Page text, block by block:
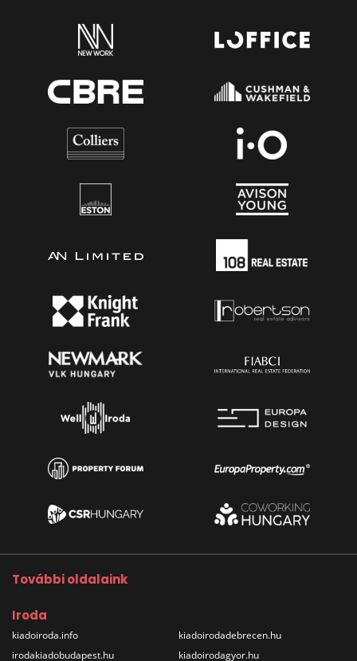
További oldalaink
Iroda
kiadoiroda.info
irodakiadobudapest.hu
kiadoirodadebrecen.hu
kiadoirodagyor.hu